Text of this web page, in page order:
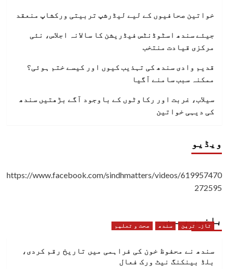
خواتین صحافیوں کے لیے لیڈرشپ تربیتی ورکشاپ منعقد
جیئے سندھ اسٹوڈنٹس فیڈریشن کا سالانہ اجلاس، نئی
مرکزی قیادت منتخب
قدیم وادی سندھ کی تہذیب کیوں اور کیسے ختم ہوئی؟
ممکنہ سبب سامنے آگیا
سیلاب، غربت اور رکاوٹوں کے باوجود آگے بڑھتیں سندھ
کی دیہی خواتین
ویڈیو
https://www.facebook.com/sindhmatters/videos/619957470
272595
باخبر رہیں
تازہ ترین سندھ صحت و تعلیم
سندھ نے محفوظ خون کی فراہمی میں تاریخ رقم کردی،
بلڈ بینکنگ نیٹ ورک فعال